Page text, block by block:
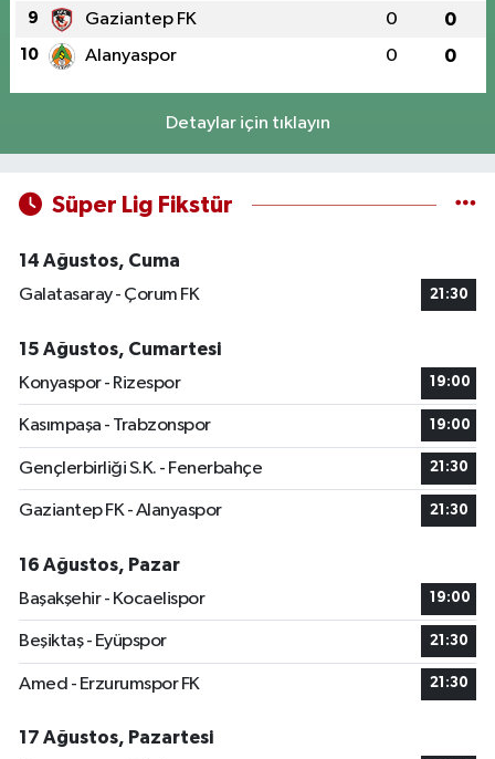
9 Gaziantep FK 0 0
10 Alanyaspor 0 0
Detaylar için tıklayın
Süper Lig Fikstür
14 Ağustos, Cuma
Galatasaray - Çorum FK
21:30
15 Ağustos, Cumartesi
Konyaspor - Rizespor
19:00
Kasımpaşa - Trabzonspor 19:00
Gençlerbirliği S.K. - Fenerbahçe 21:30
Gaziantep FK - Alanyaspor 21:30
16 Ağustos, Pazar
Başakşehir - Kocaelispor
19:00
Beşiktaş - Eyüpspor 21:30
Amed - Erzurumspor FK 21:30
17 Ağustos, Pazartesi